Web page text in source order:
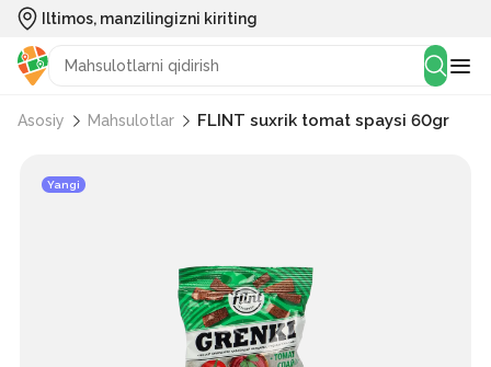
Iltimos, manzilingizni kiriting
Asosiy Mahsulotlar FLINT suxrik tomat spaysi 60gr
Yangi